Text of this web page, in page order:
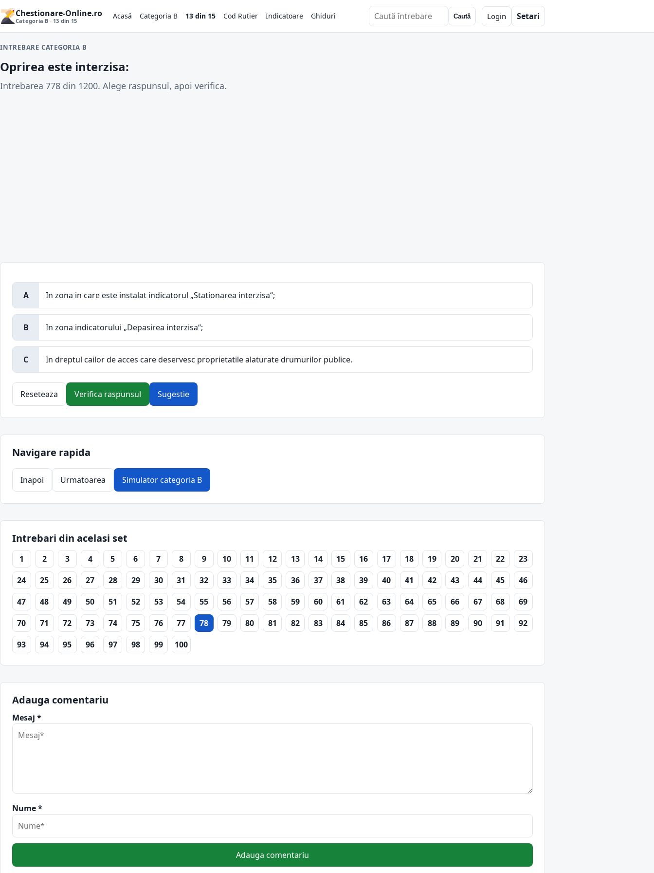
Chestionare-Online.ro
Categoria B · 13 din 15 Acasă Categoria B 13 din 15 Cod Rutier Indicatoare Ghiduri Caută întrebări Caută Login Setari
INTREBARE CATEGORIA B
Oprirea este interzisa:
Intrebarea 778 din 1200. Alege raspunsul, apoi verifica.
A In zona in care este instalat indicatorul „Stationarea interzisa“;
B In zona indicatorului „Depasirea interzisa“;
C In dreptul cailor de acces care deservesc proprietatile alaturate drumurilor publice.
Reseteaza Verifica raspunsul Sugestie
Navigare rapida
Inapoi Urmatoarea Simulator categoria B
Intrebari din acelasi set
1 2 3 4 5 6 7 8 9 10 11 12 13 14 15 16 17 18 19 20 21 22
23
24
25 26 27 28 29 30 31 32 33 34 35 36 37 38 39 40 41 42 43 44 45
46
47
48 49 50 51 52 53 54 55 56 57 58 59 60 61 62 63 64 65 66 67 68
69
70
71 72 73 74 75 76 77 78 79 80 81 82 83 84 85 86 87 88 89 90 91
92
93
94 95 96 97 98 99 100
Adauga comentariu
Mesaj *
Nume *
Adauga comentariu